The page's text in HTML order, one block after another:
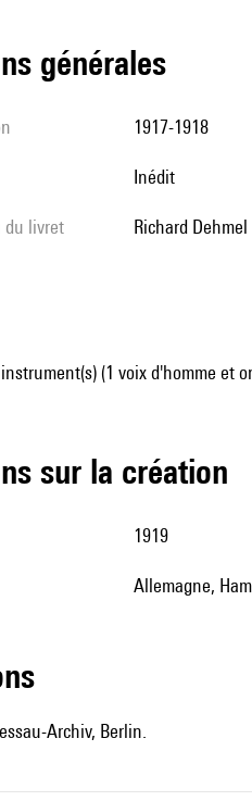
générales
1917-1918
Inédit
du livret Richard Dehmel
(1 voix d'homme et
sur la création
1919
Allemagne,
Archiv, Berlin.